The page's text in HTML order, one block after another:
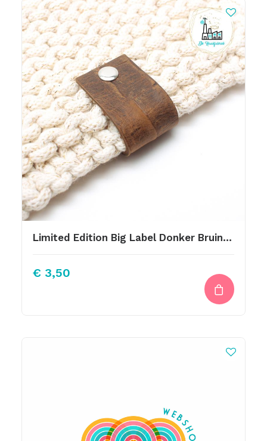
Limited Edition Big Label Donker Bruin Krokodil Print Met Schroef 10x3cm
€ 3,50